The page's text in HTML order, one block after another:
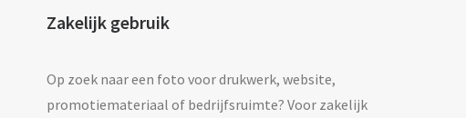
Zakelijk gebruik
Op zoek naar een foto voor drukwerk, website,
promotiemateriaal of bedrijfsruimte? Voor zakelijk